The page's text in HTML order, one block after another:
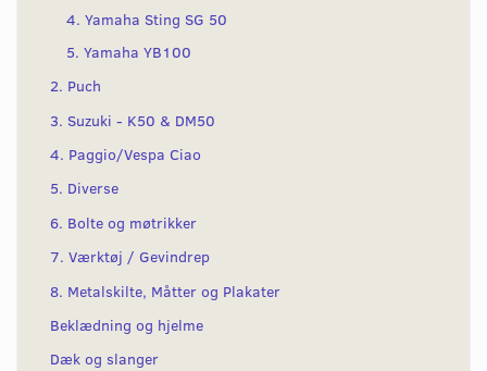
4. Yamaha Sting SG 50
5. Yamaha YB100
2. Puch
3. Suzuki - K50 & DM50
4. Paggio/Vespa Ciao
5. Diverse
6. Bolte og møtrikker
7. Værktøj / Gevindrep
8. Metalskilte, Måtter og Plakater
Beklædning og hjelme
Dæk og slanger